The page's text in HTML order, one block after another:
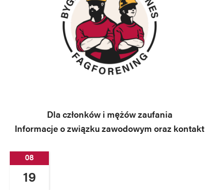
Dla członków i mężów zaufania
Informacje o związku zawodowym oraz kontakt
08
19